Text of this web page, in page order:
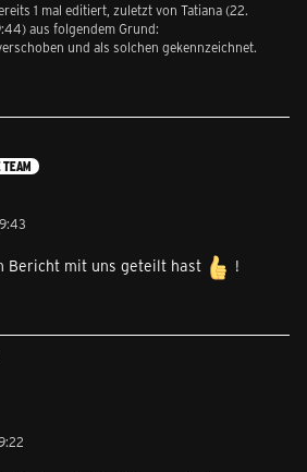
1 mal editiert, zuletzt von Tatiana(22.
) aus folgendem Grund:
und als solchen gekennzeichnet.
TEAM
Bericht mit uns geteilt hast !